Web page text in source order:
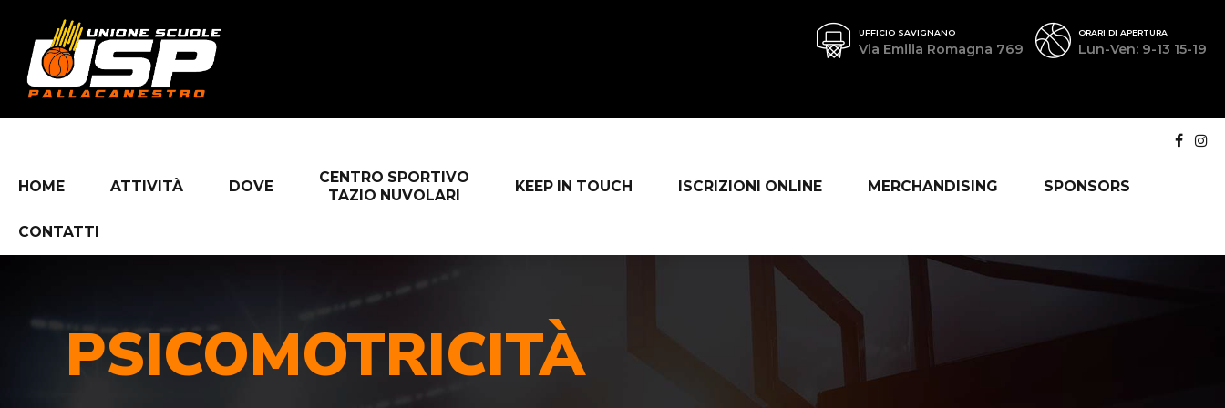
ORARI DI APERTURA
Lun-Ven: 9-13 15-19
UFFICIO SAVIGNANO
Via Emilia Romagna 769
HOME ATTIVITÀ DOVE
CENTRO SPORTIVO
TAZIO NUVOLARI
KEEP IN TOUCH ISCRIZIONI ONLINE MERCHANDISING SPONSORS
CONTATTI
PSICOMOTRICITÀ